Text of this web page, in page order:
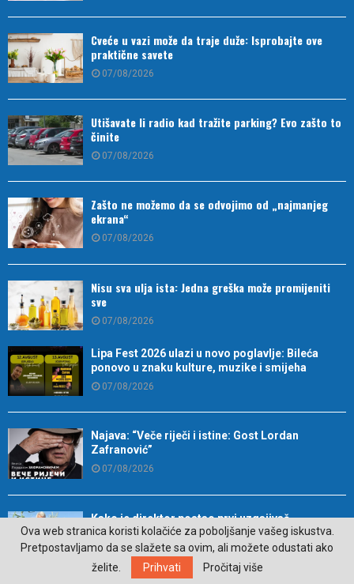
Cveće u vazi može da traje duže: Isprobajte ove
praktične savete
07/08/2026
Utišavate li radio kad tražite parking? Evo zašto to
činite
07/08/2026
Zašto ne možemo da se odvojimo od „najmanjeg
ekrana“
07/08/2026
Nisu sva ulja ista: Jedna greška može promijeniti
sve
07/08/2026
Lipa Fest 2026 ulazi u novo poglavlje: Bileća
ponovo u znaku kulture, muzike i smijeha
07/08/2026
Najava: “Veče riječi i istine: Gost Lordan
Zafranović”
07/08/2026
Kako je direktor postao prvi uzgajivač
autohtonog kukuruza
07/08/2026
Ova web stranica koristi kolačiće za poboljšanje vašeg iskustva.
Pretpostavljamo da se slažete sa ovim, ali možete odustati ako
želite.
Prihvati Pročitaj više